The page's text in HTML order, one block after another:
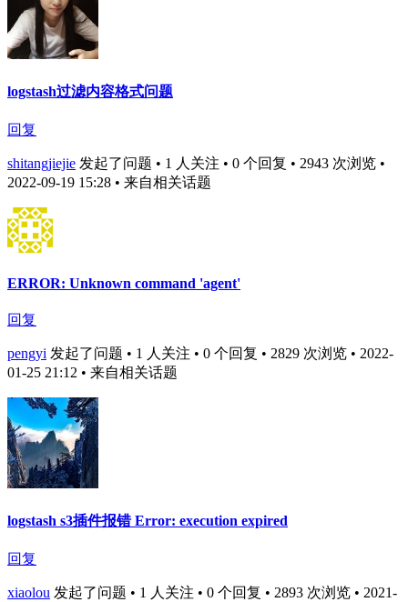
logstash过滤内容格式问题
回复
shitangjiejie 发起了问题 • 1 人关注 • 0 个回复 • 2943 次浏览 •
2022-09-19 15:28 • 来自相关话题
ERROR: Unknown command 'agent'
回复
pengyi 发起了问题 • 1 人关注 • 0 个回复 • 2829 次浏览 • 2022-
01-25 21:12 • 来自相关话题
logstash s3插件报错 Error: execution expired
回复
xiaolou 发起了问题 • 1 人关注 • 0 个回复 • 2893 次浏览 • 2021-